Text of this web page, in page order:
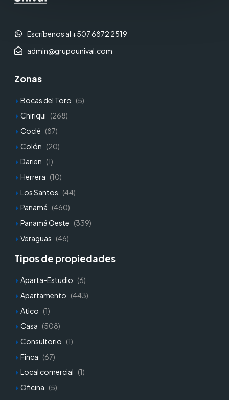
Escríbenos al +507 6872 2519
admin@grupounival.com
Zonas
Bocas del Toro (5)
Chiriqui (268)
Coclé (87)
Colón (20)
Darien (1)
Herrera (10)
Los Santos (44)
Panamá (460)
Panamá Oeste (339)
Veraguas (46)
Tipos de propiedades
Aparta-Estudio (6)
Apartamento (443)
Atico (1)
Casa (508)
Consultorio (1)
Finca (67)
Local comercial (1)
Oficina (5)